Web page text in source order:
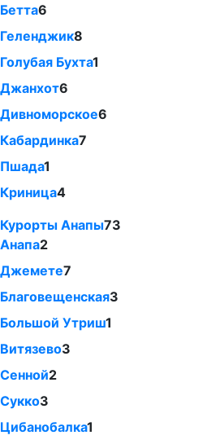
Бетта6
Геленджик8
Голубая Бухта1
Джанхот6
Дивноморское6
Кабардинка7
Пшада1
Криница4
Курорты Анапы73
Анапа2
Джемете7
Благовещенская3
Большой Утриш1
Витязево3
Сенной2
Сукко3
Цибанобалка1